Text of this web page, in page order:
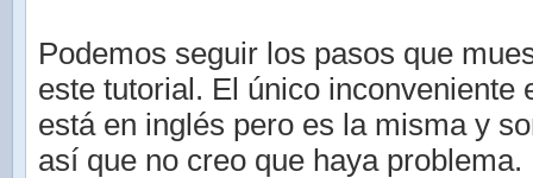
Podemos seguir los pasos que
este tutorial. El único inconveniente
está en inglés pero es la misma y
así que no creo que haya problema.